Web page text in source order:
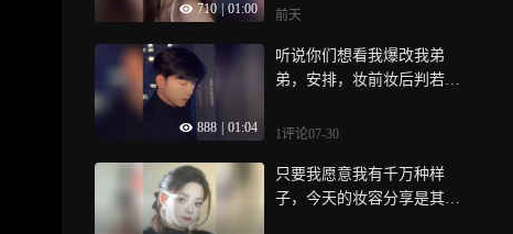
710 | 01:00 前天
888 01:04
听说你们想看我爆改我弟
弟，安排，妆前妆后判若两
1评论07-30
只要我愿意我有千万种样
子，今天的妆容分享是其中